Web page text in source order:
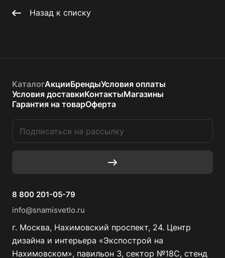
Назад к списку
КаталогАкцииБрендыУсловия оплаты
Условия доставкиКонтактыМагазины
Гарантия на товарОферта
8 800 201-05-79
info@snamisvetlo.ru
г. Москва, Нахимовский проспект, 24. Центр
дизайна и интерьера «Экспострой на
Нахимовском», павильон 3, сектор №18С, стенд